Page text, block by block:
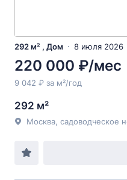
292 м² , Дом 8 июля 2026
220 000 ₽/мес
9 042 ₽ за м²/год
292 м²